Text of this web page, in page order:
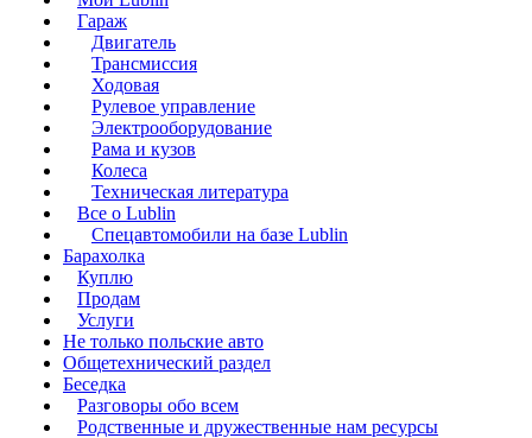
Гараж
Двигатель
Трансмиссия
Ходовая
Рулевое управление
Электрооборудование
Рама и кузов
Колеса
Техническая литература
Все о Lublin
Спецавтомобили на базе Lublin
Барахолка
Куплю
Продам
Услуги
Не только польские авто
Общетехнический раздел
Беседка
Разговоры обо всем
Родственные и дружественные нам ресурсы